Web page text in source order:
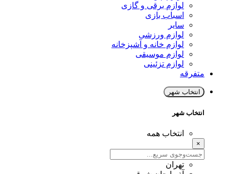
لوازم برقی و گازی
اسباب بازی
سایر
لوازم ورزشی
لوازم خانه و آشپزخانه
لوازم موسیقی
لوازم تزئینی
متفرقه
انتخاب شهر
انتخاب شهر
انتخاب همه
تهران